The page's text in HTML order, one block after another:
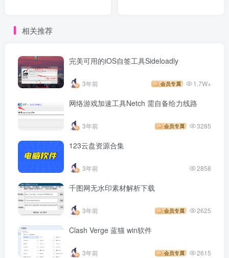
相关推荐
完美可用的iOS自签工具Sideloadly
3年前 会员专属 1.7W+
网络游戏加速工具Netch 需自备给力线路
3年前 会员专属 3285
123云盘资源合集
3年前 2858
千图网无水印素材解析下载
3年前 会员专属 2625
Clash Verge 蓝猫 win软件
3年前 会员专属 2615